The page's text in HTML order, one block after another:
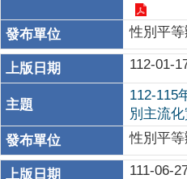
性別平
112-01-
112-115
別主流
性別平
111-06-